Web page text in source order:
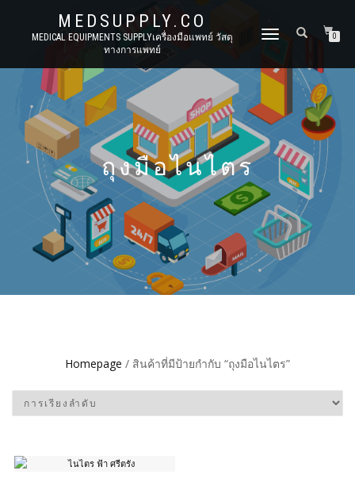
MEDSUPPLY.CO
MEDICAL EQUIPMENTS SUPPLYเครื่องมือแพทย์ วัสดุ
ทางการแพทย์
TOGGLE
0
ถุงมือไนไตร
Homepage / สินค้าที่มีป้ายกำกับ “ถุงมือไนไตร”